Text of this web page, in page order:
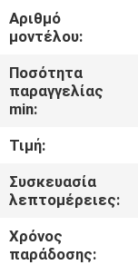
ΠΟΙΟΤΙΚΌΣ
ΈΛΕΓΧΟΣ
ΜΑΣ
ΕΛΆΤΕ
ΣΕ
ΕΠΑΦΉ
ΜΕ
Αριθμό
μοντέλου:
Ποσότητα
παραγγελίας
min:
Τιμή:
Συσκευασία
λεπτομέρειες:
Χρόνος
παράδοσης: